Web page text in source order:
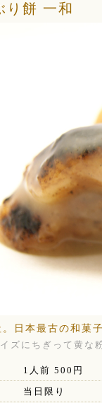
り餅 一和
日本最古の和菓
ズにちぎって黄な
1人前 500円
当日限り